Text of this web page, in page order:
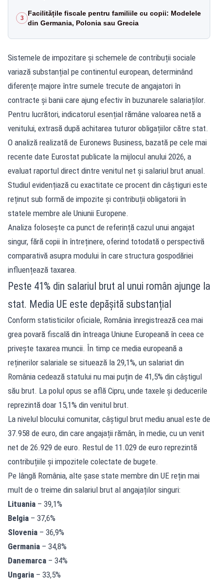
3
Facilitățile fiscale pentru familiile cu copii: Modelele
din Germania, Polonia sau Grecia
Sistemele de impozitare și schemele de contribuții sociale
variază substanțial pe continentul european, determinând
diferențe majore între sumele trecute de angajatori în
contracte și banii care ajung efectiv în buzunarele salariaților.
Pentru lucrători, indicatorul esențial rămâne valoarea netă a
venitului, extrasă după achitarea tuturor obligațiilor către stat.
O analiză realizată de Euronews Business, bazată pe cele mai
recente date Eurostat publicate la mijlocul anului 2026, a
evaluat raportul direct dintre venitul net și salariul brut anual.
Studiul evidențiază cu exactitate ce procent din câștiguri este
reținut sub formă de impozite și contribuții obligatorii în
statele membre ale Uniunii Europene.
Analiza folosește ca punct de referință cazul unui angajat
singur, fără copii în întreținere, oferind totodată o perspectivă
comparativă asupra modului în care structura gospodăriei
influențează taxarea.
Peste 41% din salariul brut al unui român ajunge la
stat. Media UE este depășită substanțial
Conform statisticilor oficiale, România înregistrează cea mai
grea povară fiscală din întreaga Uniune Europeană în ceea ce
privește taxarea muncii. În timp ce media europeană a
reținerilor salariale se situează la 29,1%, un salariat din
România cedează statului nu mai puțin de 41,5% din câștigul
său brut. La polul opus se află Cipru, unde taxele și deducerile
reprezintă doar 15,1% din venitul brut.
La nivelul blocului comunitar, câștigul brut mediu anual este de
37.958 de euro, din care angajații rămân, în medie, cu un venit
net de 26.929 de euro. Restul de 11.029 de euro reprezintă
contribuțiile și impozitele colectate de bugete.
Pe lângă România, alte șase state membre din UE rețin mai
mult de o treime din salariul brut al angajaților singuri:
Lituania – 39,1%
Belgia – 37,6%
Slovenia – 36,9%
Germania – 34,8%
Danemarca – 34%
Ungaria – 33,5%